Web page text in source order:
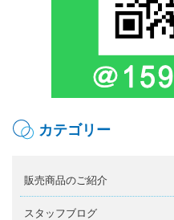
カテゴリー
販売商品のご紹介
スタッフブログ